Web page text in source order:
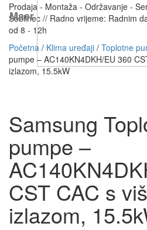
Maer
Prodaja - Montaža - Održavanje -
Soblinec // Radno vrijeme: Radnim
od 8 - 12h
Početna / Klima uređaji / Toplotne
pumpe – AC140KN4DKH/EU 360
izlazom, 15.5kW
Samsung
pumpe –
CST CAC s
izlazom,